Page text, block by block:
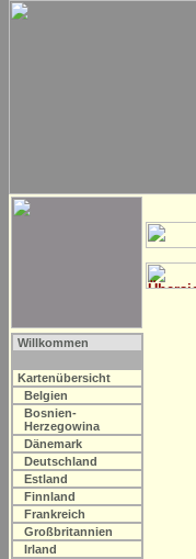
Willkommen
Kartenübersicht
Belgien
Bosnien-
Herzegowina
Dänemark
Deutschland
Estland
Finnland
Frankreich
Großbritannien
Irland